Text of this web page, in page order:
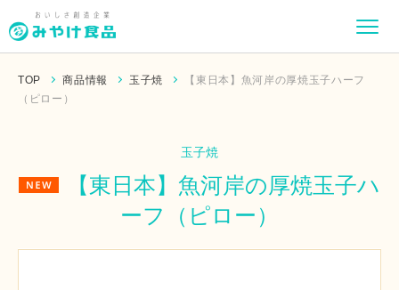
TOP 商品情報 玉子焼
【東日本】⿂河岸の厚焼⽟⼦ハーフ
（ピロー）
玉子焼
【東日本】⿂河岸の厚焼⽟⼦ハ
ーフ（ピロー）